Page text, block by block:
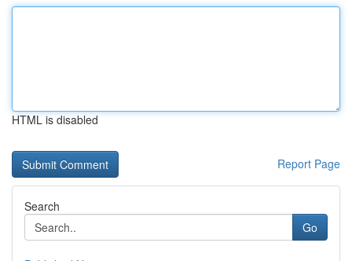
HTML is disabled
Report Page
Search
Go